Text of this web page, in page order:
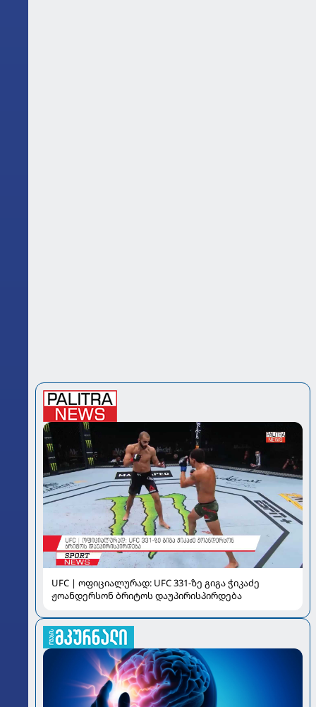
UFC | ოფიციალურად: UFC 331-ზე გიგა ჭიკაძე
ჟოანდერსონ ბრიტოს დაუპირისპირდება